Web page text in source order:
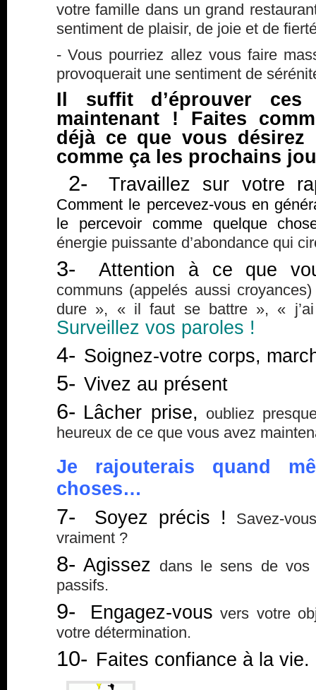
votre famille dans un grand
sentiment de plaisir, de joie et de
- Vous pourriez allez vous faire
provoquerait une sentiment de
Il suffit d’éprouver ces
maintenant ! Faites
déjà ce que vous
comme ça les prochains
2- Travaillez sur votre
Comment le percevez-vous en
le percevoir comme quelque
énergie puissante d’abondance qui
3- Attention à ce que
communs (appelés aussi
dure », « il faut se battre », «
Surveillez vos paroles !
4- Soignez-votre corps,
5- Vivez au présent
6- Lâcher prise, oubliez
heureux de ce que vous avez
Je rajouterais quand
choses…
7- Soyez précis !
Savez-
vraiment ?
8- Agissez dans le sens de vos
passifs.
9- Engagez-vous vers votre
votre détermination.
10- Faites confiance à la vie.